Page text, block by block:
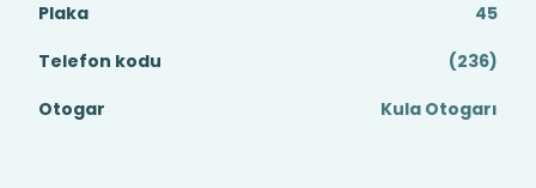
Plaka
45
Telefon kodu
(236)
Otogar
Kula Otogarı